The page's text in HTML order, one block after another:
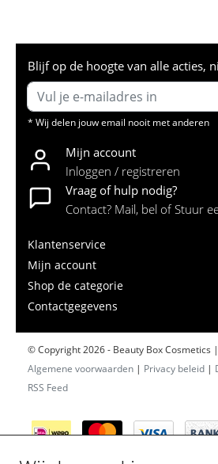
Blijf op de hoogte van alle acties,
* Wij delen jouw email nooit met anderen
Mijn account
Inloggen / registreren
Vraag of hulp nodig?
Contact? Mail, bel of Stuur
Klantenservice
Mijn account
Shop de categorie
Contactgegevens
© Copyright 2026 - Beauty Box Cosmetics
Algemene voorwaarden | Privacy beleid |
RSS Feed